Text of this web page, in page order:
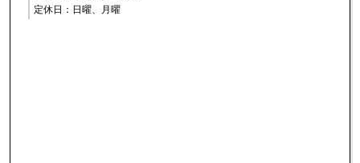
定休日：日曜、月曜